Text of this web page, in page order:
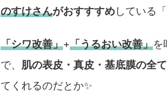
のすけさんがおすすすめしている「
「シワ改善」+「うるおい改善」を
で、 肌の表皮・真皮・基底膜の全
てくれるのだとか✨